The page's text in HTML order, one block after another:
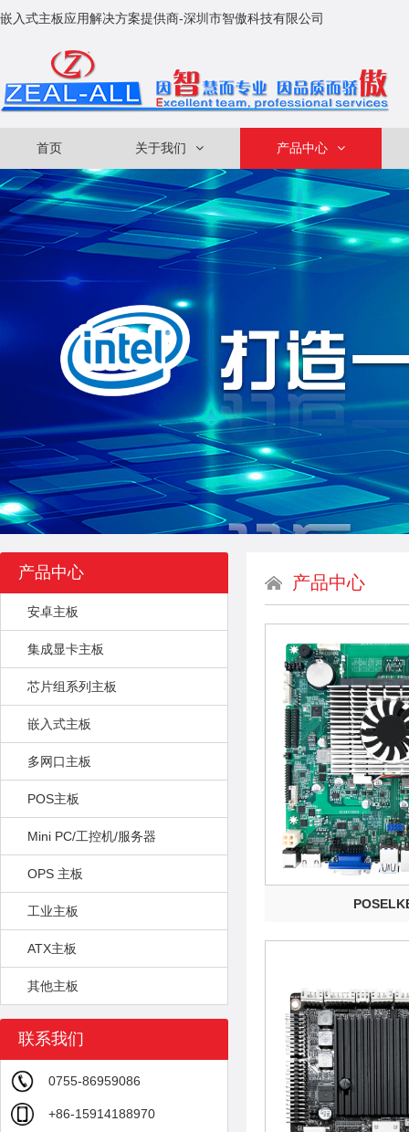
嵌入式主板应用解决方案提供商-深圳市智傲科技有限公司
首页 关于我们 产品中心
产品中心
安卓主板
集成显卡主板
芯片组系列主板
嵌入式主板
多网口主板
POS主板
Mini PC/工控机/服务器
OPS 主板
工业主板
ATX主板
其他主板
联系我们
0755-86959086
+86-15914188970
产品中心